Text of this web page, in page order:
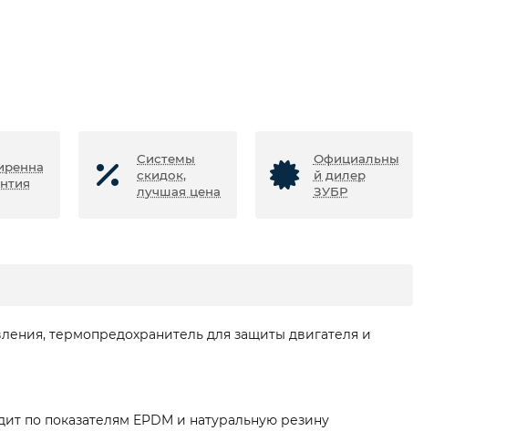
Системы
скидок,
лучшая цена
Официальны
й дилер
ЗУБР
термопредохранитель для защиты двигателя и
по показателям EPDM и натуральную резину